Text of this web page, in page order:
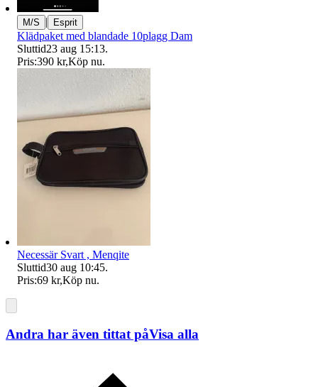
M/S | Esprit
Klädpaket med blandade 10plagg Dam
Sluttid23 aug 15:13.
Pris:390 kr,Köp nu.
Necessär Svart , Menqite
Sluttid30 aug 10:45.
Pris:69 kr,Köp nu.
Andra har även tittat påVisa alla